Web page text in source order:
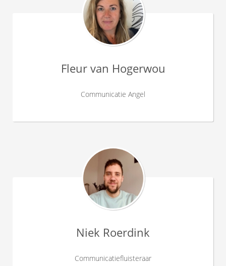
Fleur van Hogerwou
Communicatie Angel
Niek Roerdink
Communicatiefluisteraar